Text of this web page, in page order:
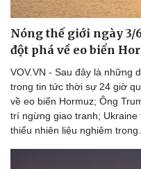
Nóng thế giới ngày 3/
đột phá về eo biển
VOV.VN - Sau đây là những
trong tin tức thời sự 24 giờ
về eo biển Hormuz; Ông
trí ngừng giao tranh;
thiếu nhiên liệu nghiêm